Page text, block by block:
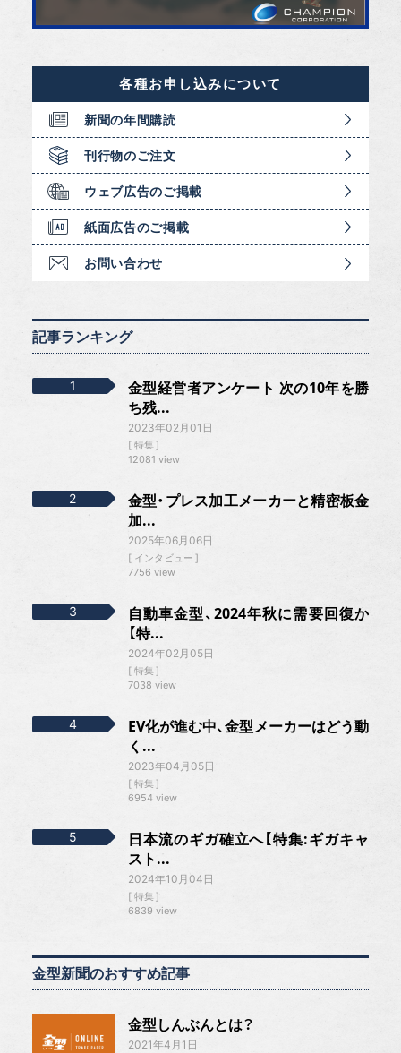
各種お申し込みについて
新聞の年間購読
刊行物のご注文
ウェブ広告のご掲載
紙面広告のご掲載
お問い合わせ
記事ランキング
金型経営者アンケート 次の10年を勝
ち残...
2023年02月01日
特集
12081 view
金型・プレス加工メーカーと精密板金
加...
2025年06月06日
インタビュー
7756 view
自動車金型、2024年秋に需要回復か
【特...
2024年02月05日
特集
7038 view
EV化が進む中、金型メーカーはどう動
く...
2023年04月05日
特集
6954 view
日本流のギガ確立へ【特集:ギガキャ
スト...
2024年10月04日
特集
6839 view
金型新聞のおすすめ記事
金型しんぶんとは？
2021年4月1日